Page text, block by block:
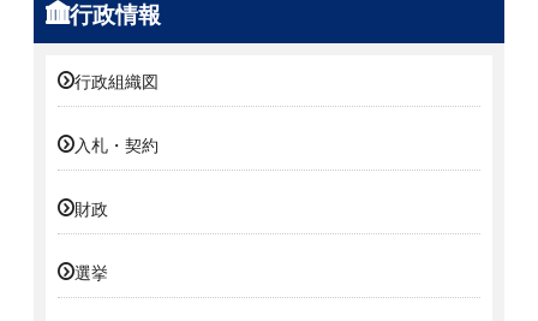
行政情報
行政組織図
入札・契約
財政
選挙